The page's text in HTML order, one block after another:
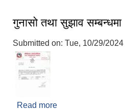
गुनासो तथा सुझाव सम्बन्धमा
Submitted on: Tue, 10/29/
Read more